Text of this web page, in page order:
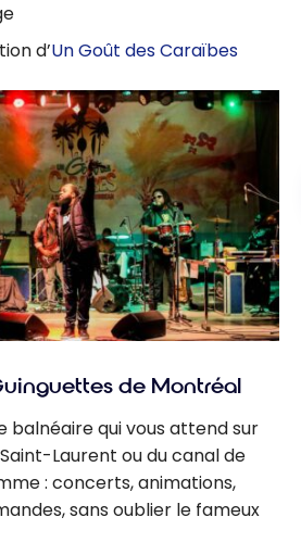
d’Un Goût des Caraïbes
de Montréal
balnéaire qui vous attend sur
Laurent ou du canal de
: concerts, animations,
sans oublier le fameux